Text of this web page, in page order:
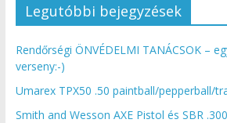
Legutóbbi bejegyzések
Rendőrségi ÖNVÉDELMI TANÁCSOK –
verseny:-)
Umarex TPX50 .50 paintball/pepperball/
Smith and Wesson AXE Pistol és SBR